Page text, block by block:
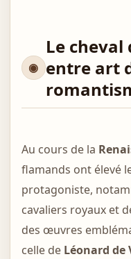
Le
entre art
Au cours de la
flamands ont élevé
protagoniste,
cavaliers royaux et
des œuvres
celle de Léonard de